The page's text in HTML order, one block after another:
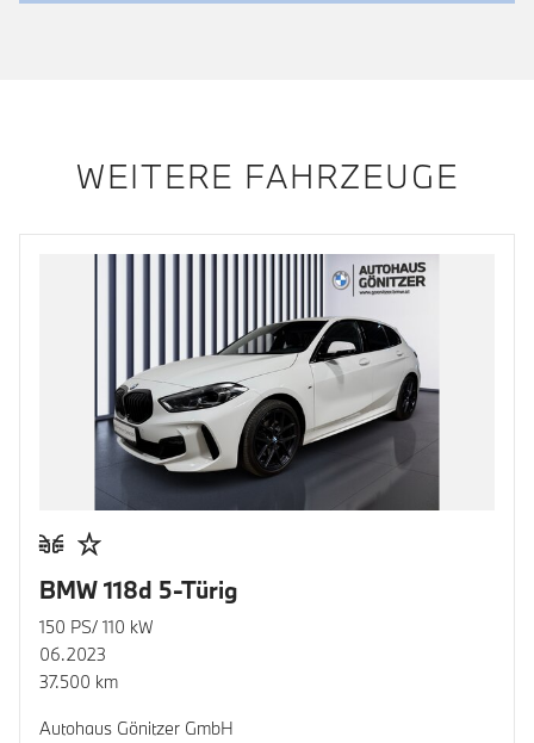
WEITERE FAHRZEUGE
BMW 118d 5-Türig
150 PS/ 110 kW
06.2023
37.500 km
Autohaus Gönitzer GmbH